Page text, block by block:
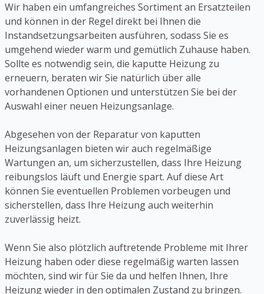
Wir haben ein umfangreiches Sortiment an Ersatzteilen
und können in der Regel direkt bei Ihnen die
Instandsetzungsarbeiten ausführen, sodass Sie es
umgehend wieder warm und gemütlich Zuhause haben.
Sollte es notwendig sein, die kaputte Heizung zu
erneuern, beraten wir Sie natürlich über alle
vorhandenen Optionen und unterstützen Sie bei der
Auswahl einer neuen Heizungsanlage.
Abgesehen von der Reparatur von kaputten
Heizungsanlagen bieten wir auch regelmäßige
Wartungen an, um sicherzustellen, dass Ihre Heizung
reibungslos läuft und Energie spart. Auf diese Art
können Sie eventuellen Problemen vorbeugen und
sicherstellen, dass Ihre Heizung auch weiterhin
zuverlässig heizt.
Wenn Sie also plötzlich auftretende Probleme mit Ihrer
Heizung haben oder diese regelmäßig warten lassen
möchten, sind wir für Sie da und helfen Ihnen, Ihre
Heizung wieder in den optimalen Zustand zu bringen.